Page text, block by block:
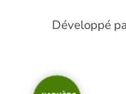
Développé